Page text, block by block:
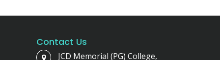
Contact Us
JCD Memorial (PG) College,